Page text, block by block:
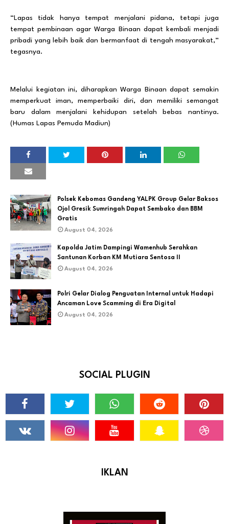
“Lapas tidak hanya tempat menjalani pidana, tetapi juga
tempat pembinaan agar Warga Binaan dapat kembali menjadi
pribadi yang lebih baik dan bermanfaat di tengah masyarakat,”
tegasnya.
Melalui kegiatan ini, diharapkan Warga Binaan dapat semakin
memperkuat iman, memperbaiki diri, dan memiliki semangat
baru dalam menjalani kehidupan setelah bebas nantinya.
(Humas Lapas Pemuda Madiun)
Polsek Kebomas Gandeng YALPK Group Gelar Baksos
Ojol Gresik Sumringah Dapat Sembako dan BBM
Gratis
August 04, 2026
Kapolda Jatim Dampingi Wamenhub Serahkan
Santunan Korban KM Mutiara Sentosa II
August 04, 2026
Polri Gelar Dialog Penguatan Internal untuk Hadapi
Ancaman Love Scamming di Era Digital
August 04, 2026
SOCIAL PLUGIN
IKLAN